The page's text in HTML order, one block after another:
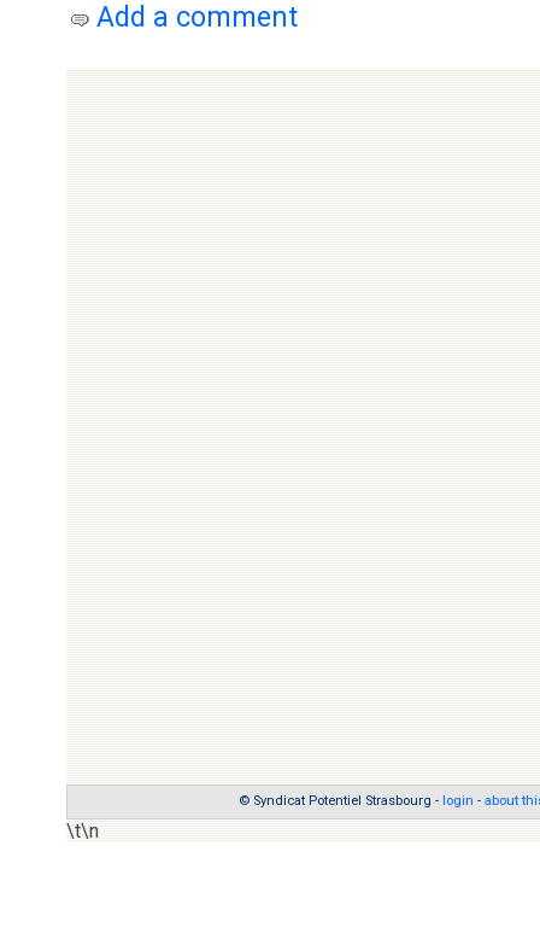
Add a comment
© Syndicat Potentiel Strasbourg - login - about
\t\n